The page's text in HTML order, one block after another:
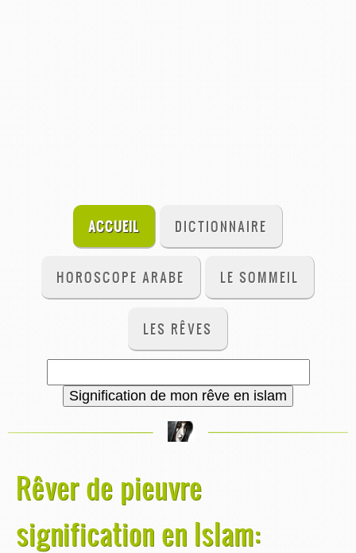
ACCUEIL DICTIONNAIRE
HOROSCOPE ARABE LE SOMMEIL
LES RÊVES
Rêver de pieuvre
signification en Islam: